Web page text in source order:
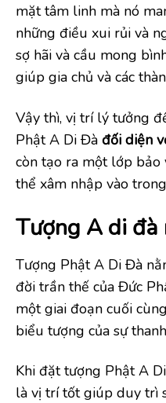
mặt tâm linh mà nó
những điều xui rủi và
sợ hãi và cầu mong
giúp gia chủ và các
Vậy thì, vị trí lý tưởng
Phật A Di Đà đối diện
còn tạo ra một lớp bảo
thể xâm nhập vào
Tượng A di đà
Tượng Phật A Di Đà
đời trần thế của Đức
một giai đoạn cuối
biểu tượng của sự
Khi đặt tượng Phật A
là vị trí tốt giúp duy trì